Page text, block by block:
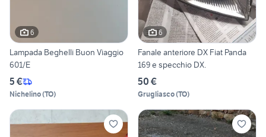
6
Lampada Beghelli Buon Viaggio
601/E
5 €
Nichelino(TO)
6
Fanale anteriore DX Fiat Panda
169 e specchio DX.
50 €
Grugliasco(TO)